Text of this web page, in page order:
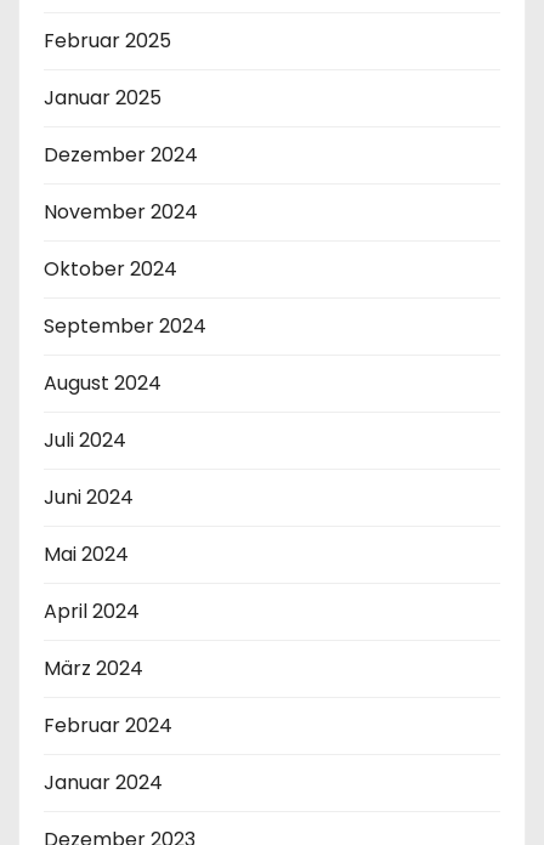
Februar 2025
Januar 2025
Dezember 2024
November 2024
Oktober 2024
September 2024
August 2024
Juli 2024
Juni 2024
Mai 2024
April 2024
März 2024
Februar 2024
Januar 2024